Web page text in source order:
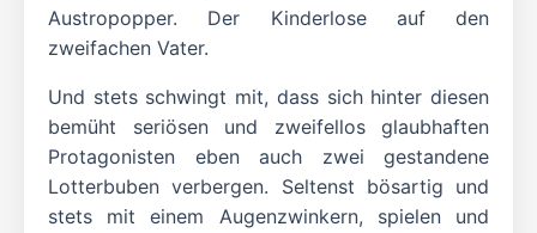
Austropopper. Der Kinderlose auf den
zweifachen Vater.
Und stets schwingt mit, dass sich hinter diesen
bemüht seriösen und zweifellos glaubhaften
Protagonisten eben auch zwei gestandene
Lotterbuben verbergen. Seltenst bösartig und
stets mit einem Augenzwinkern, spielen und